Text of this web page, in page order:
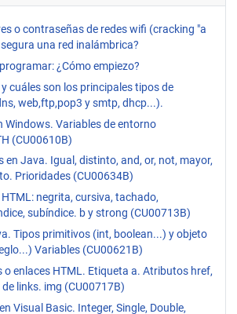
o contraseñas de redes wifi (cracking "a
una red inalámbrica?
¿Cómo empiezo?
cuáles son los principales tipos de
web,ftp,pop3 y smtp, dhcp...).
Windows. Variables de entorno
(CU00610B)
en Java. Igual, distinto, and, or, not, mayor,
Prioridades (CU00634B)
negrita, cursiva, tachado,
subíndice. b y strong (CU00713B)
Tipos primitivos (int, boolean...) y objeto
Variables (CU00621B)
o enlaces HTML. Etiqueta a. Atributos href,
links. img (CU00717B)
Visual Basic. Integer, Single, Double,